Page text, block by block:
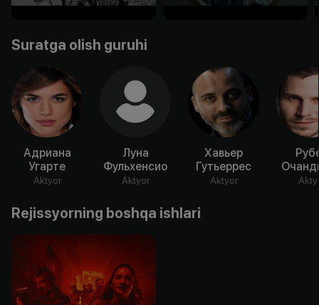
Suratga olish guruhi
Адриана
Угарте
Aktyor
Луна
Фульхенсио
Aktyor
Хавьер
Гутьеррес
Aktyor
Rejissyorning boshqa ishlari